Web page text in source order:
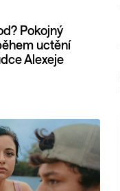
Pokojný
uctění
Alexeje